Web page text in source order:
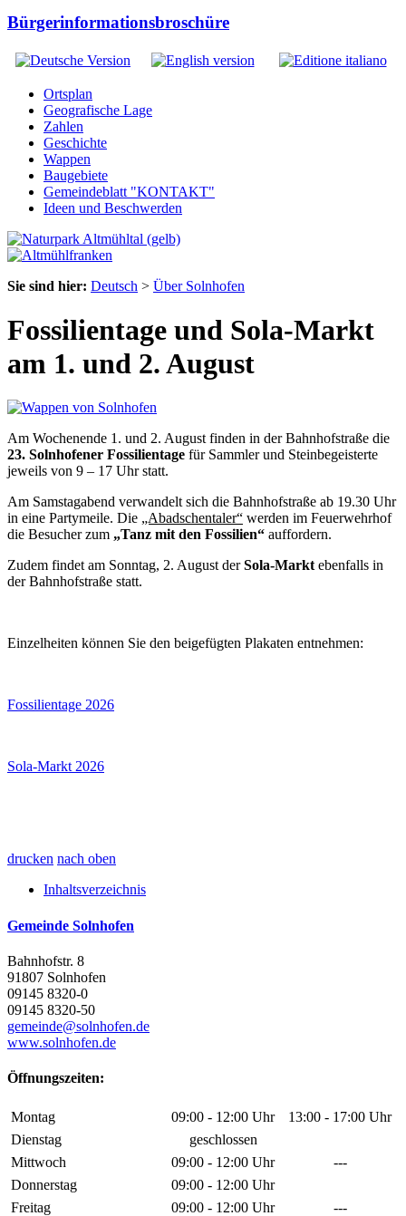
Bürgerinformationsbroschüre
Ortsplan
Geografische Lage
Zahlen
Geschichte
Wappen
Baugebiete
Gemeindeblatt "KONTAKT"
Ideen und Beschwerden
Sie sind hier: Deutsch > Über Solnhofen
Fossilientage und Sola-Markt
am 1. und 2. August
Am Wochenende 1. und 2. August finden in der Bahnhofstraße die
23. Solnhofener Fossilientage für Sammler und Steinbegeisterte
jeweils von 9 – 17 Uhr statt.
Am Samstagabend verwandelt sich die Bahnhofstraße ab 19.30 Uhr
in eine Partymeile. Die „Abadschentaler“ werden im Feuerwehrhof
die Besucher zum „Tanz mit den Fossilien“ auffordern.
Zudem findet am Sonntag, 2. August derSola-Markt ebenfalls in
der Bahnhofstraße statt.
Einzelheiten können Sie den beigefügten Plakaten entnehmen:
Fossilientage 2026
Sola-Markt 2026
drucken nach oben
Inhaltsverzeichnis
Gemeinde Solnhofen
Bahnhofstr. 8
91807 Solnhofen
09145 8320-0
09145 8320-50
gemeinde@solnhofen.de
www.solnhofen.de
Öffnungszeiten:
Montag 09:00 - 12:00 Uhr
13:00 - 17:00 Uhr
Dienstag
geschlossen
Mittwoch
09:00 - 12:00 Uhr
---
Donnerstag
09:00 - 12:00 Uhr
Freitag
09:00 - 12:00 Uhr ---